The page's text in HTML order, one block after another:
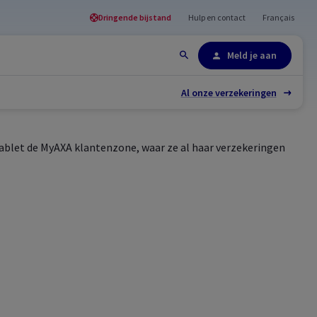
Dringende bijstand Hulp en contact Français
Meld je aan
Al onze verzekeringen